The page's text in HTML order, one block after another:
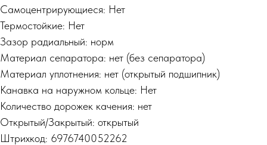
Самоцентрирующиеся: Нет
Термостойкие: Нет
Зазор радиальный: норм
Материал сепаратора: нет (без сепаратора)
Материал уплотнения: нет (открытый подшипник)
Канавка на наружном кольце: Нет
Количество дорожек качения: нет
Открытый/Закрытый: открытый
Штрихкод: 6976740052262